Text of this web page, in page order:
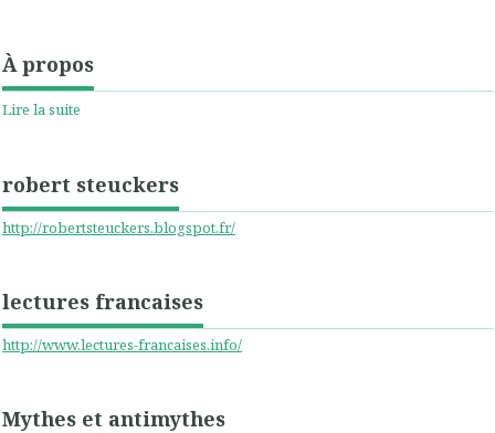
À propos
Lire la suite
robert steuckers
http://robertsteuckers.blogspot.fr/
lectures francaises
http://www.lectures-francaises.info/
Mythes et antimythes